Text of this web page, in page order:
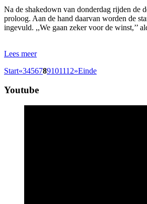
Na de shakedown van donderdag rijden de
proloog. Aan de hand daarvan worden de
ingevuld. ,,We gaan zeker voor de winst,’’
Lees meer
Start«3456789101112»Einde
Youtube